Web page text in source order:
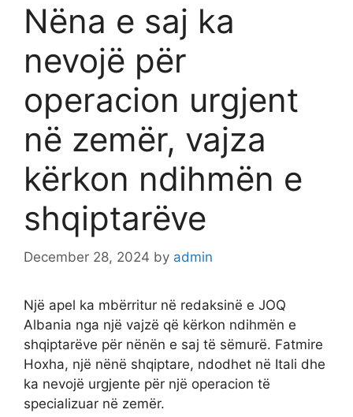
Nëna e saj ka
nevojë për
operacion urgjent
në zemër, vajza
kërkon ndihmën e
shqiptarëve
December 28, 2024 by admin
Një apel ka mbërritur në redaksinë e JOQ
Albania nga një vajzë që kërkon ndihmën e
shqiptarëve për nënën e saj të sëmurë. Fatmire
Hoxha, një nënë shqiptare, ndodhet në Itali dhe
ka nevojë urgjente për një operacion të
specializuar në zemër.